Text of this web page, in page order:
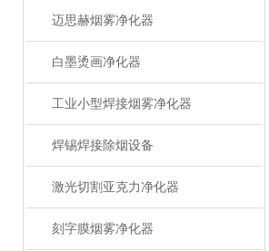
迈思赫烟雾净化器
白墨烫画净化器
工业小型焊接烟雾净化器
焊锡焊接除烟设备
激光切割亚克力净化器
刻字膜烟雾净化器